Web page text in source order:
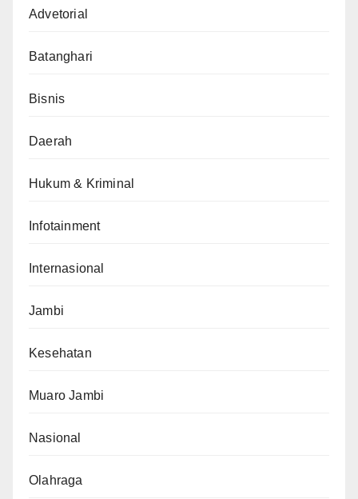
Advetorial
Batanghari
Bisnis
Daerah
Hukum & Kriminal
Infotainment
Internasional
Jambi
Kesehatan
Muaro Jambi
Nasional
Olahraga